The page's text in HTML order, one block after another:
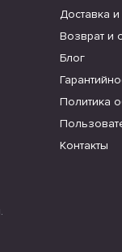
Доставка и
Возврат и
Блог
Политика
Контакты